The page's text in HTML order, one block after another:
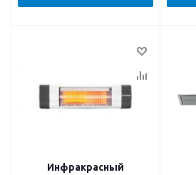
Инфракрасный